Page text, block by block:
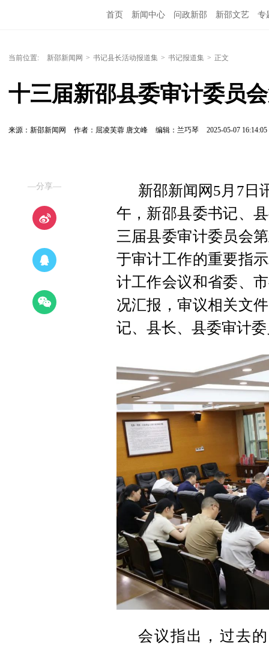
首页 新闻中心 问政新邵 新邵文艺 专
当前位置: 新邵新闻网 > 书记县长活动报道集 > 书记报道集 > 正文
十三届新邵县委审计委员
来源：新邵新闻网 作者：屈凌芙蓉 唐文峰 编辑：兰巧琴 2025-05-07 16:14:05
—分享—
新邵新闻网5月7日
午，新邵县委书记、
三届县委审计委员会
于审计工作的重要指
计工作会议和省委、
况汇报，审议相关文
记、县长、县委审计
会议指出，过去